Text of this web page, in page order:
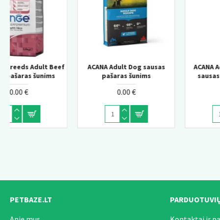
ACANA Adult Dog sausas
pašaras šunims
ACANA Adult Large Breed
sausas pašaras šunims
Monge Daily Line Hairball
super premium pašaras
PETBAZE.LT